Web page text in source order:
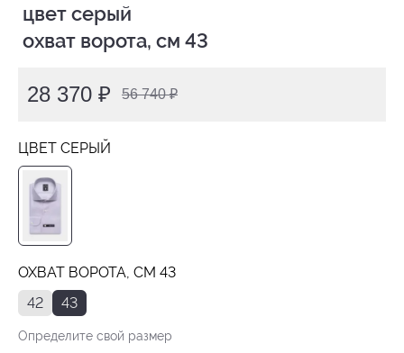
охват ворота, см 43
28 370 ₽ 56 740 ₽
ЦВЕТ СЕРЫЙ
ОХВАТ ВОРОТА, СМ 43
42
43
Определите свой размер